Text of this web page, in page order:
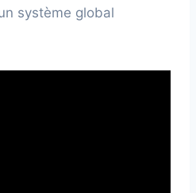
système global